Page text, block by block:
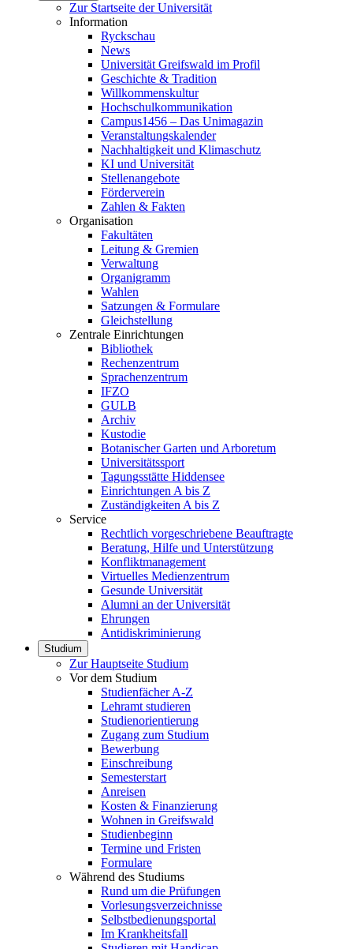
Zur Startseite der Universität
Information
Ryckschau
News
Universität Greifswald im Profil
Geschichte & Tradition
Willkommenskultur
Hochschulkommunikation
Campus1456 – Das Unimagazin
Veranstaltungskalender
Nachhaltigkeit und Klimaschutz
KI und Universität
Stellenangebote
Förderverein
Zahlen & Fakten
Organisation
Fakultäten
Leitung & Gremien
Verwaltung
Organigramm
Wahlen
Satzungen & Formulare
Gleichstellung
Zentrale Einrichtungen
Bibliothek
Rechenzentrum
Sprachenzentrum
IFZO
GULB
Archiv
Kustodie
Botanischer Garten und Arboretum
Universitätssport
Tagungsstätte Hiddensee
Einrichtungen A bis Z
Zuständigkeiten A bis Z
Service
Rechtlich vorgeschriebene Beauftragte
Beratung, Hilfe und Unterstützung
Konfliktmanagement
Virtuelles Medienzentrum
Gesunde Universität
Alumni an der Universität
Ehrungen
Antidiskriminierung
Studium
Zur Hauptseite Studium
Vor dem Studium
Studienfächer A-Z
Lehramt studieren
Studienorientierung
Zugang zum Studium
Bewerbung
Einschreibung
Semesterstart
Anreisen
Kosten & Finanzierung
Wohnen in Greifswald
Studienbeginn
Termine und Fristen
Formulare
Während des Studiums
Rund um die Prüfungen
Vorlesungsverzeichnisse
Selbstbedienungsportal
Im Krankheitsfall